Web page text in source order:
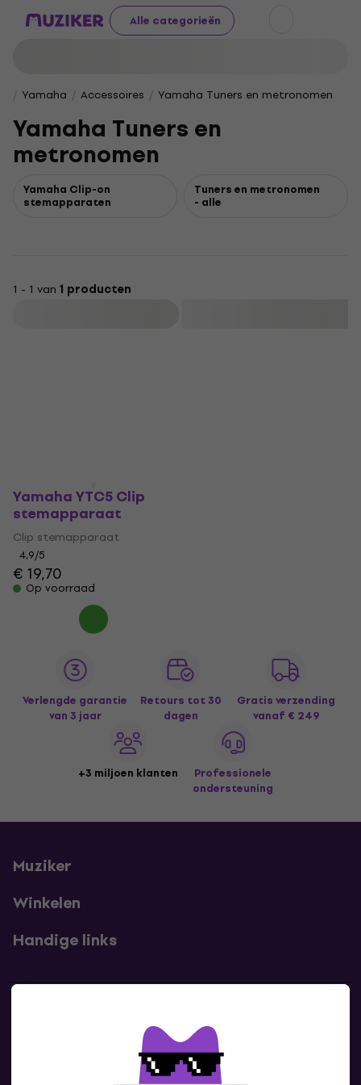
Alle categorieën
Yamaha Accessoires Yamaha Tuners en metronomen
Yamaha Tuners en
metronomen
Yamaha Clip-on
stemapparaten
Tuners en metronomen
- alle
1 - 1 van 1 producten
Yamaha YTC5 Clip
stemapparaat
Clip stemapparaat
4,9/5
€ 19,70
Op voorraad
Verlengde garantie
van 3 jaar
Retours tot 30
dagen
Gratis verzending
vanaf € 249
+3 miljoen klanten
Professionele
ondersteuning
Muziker
Winkelen
Handige links
Neem contact met ons op